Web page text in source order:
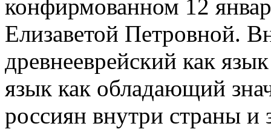
конфирмованном 12
Елизаветой Петровной.
древнееврейский как
язык как обладающий
россиян внутри страны и